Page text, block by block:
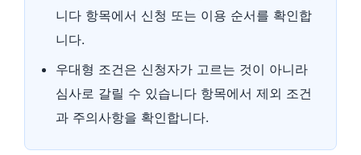
니다 항목에서 신청 또는 이용 순서를 확인합
니다.
우대형 조건은 신청자가 고르는 것이 아니라
심사로 갈릴 수 있습니다 항목에서 제외 조건
과 주의사항을 확인합니다.